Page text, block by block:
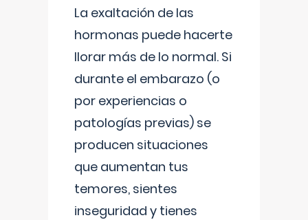
La exaltación de las
hormonas puede hacerte
llorar más de lo normal. Si
durante el embarazo (o
por experiencias o
patologías previas) se
producen situaciones
que aumentan tus
temores, sientes
inseguridad y tienes